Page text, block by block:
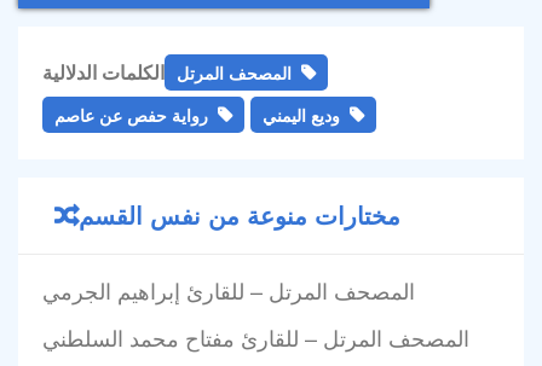
الكلمات الدلالية المصحف المرتل
رواية حفص عن عاصم
وديع اليمني
مختارات منوعة من نفس القسم
المصحف المرتل – للقارئ إبراهيم الجرمي
المصحف المرتل – للقارئ مفتاح محمد السلطني